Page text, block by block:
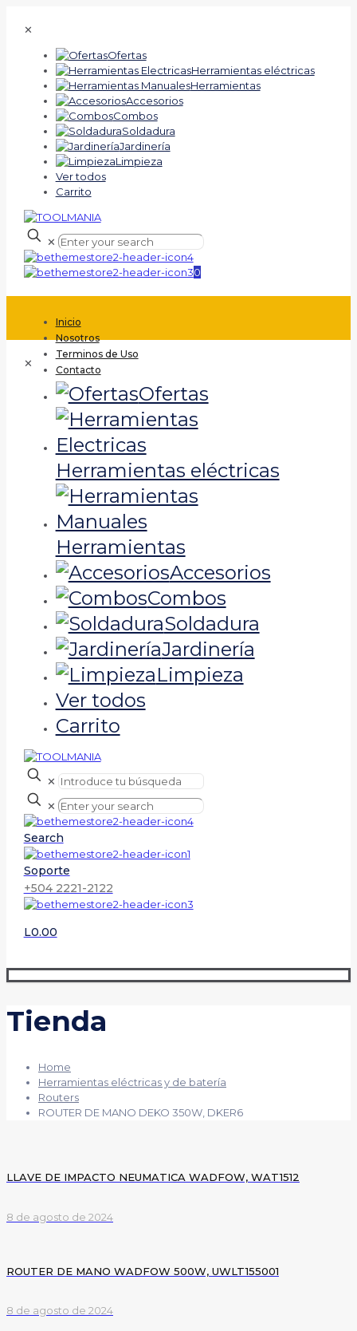
✕
Ofertas
Herramientas eléctricas
Herramientas
Accesorios
Combos
Soldadura
Jardinería
Limpieza
Ver todos
Carrito
✕
0
Inicio
Nosotros
Terminos de Uso
Contacto
✕
Ofertas
Herramientas eléctricas
Herramientas
Accesorios
Combos
Soldadura
Jardinería
Limpieza
Ver todos
Carrito
✕
✕
Search
Soporte
+504 2221-2122
L0.00
Tienda
Home
Herramientas eléctricas y de batería
Routers
ROUTER DE MANO DEKO 350W, DKER6
LLAVE DE IMPACTO NEUMATICA WADFOW, WAT1512
8 de agosto de 2024
ROUTER DE MANO WADFOW 500W, UWLT155001
8 de agosto de 2024